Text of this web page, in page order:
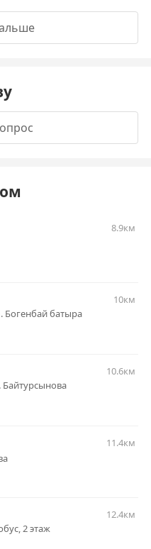
8.9км
10км
Богенбай батыра
10.6км
Байтурсынова
11.4км
12.4км
2 этаж